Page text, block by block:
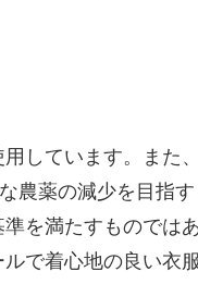
しています。また
農薬の減少を目指
を満たすものでは
で着心地の良い衣